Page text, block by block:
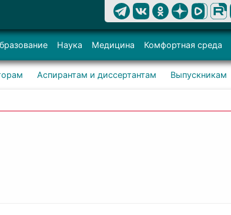
Наука Медицина Комфортная среда
Аспирантам и диссертантам Выпускникам